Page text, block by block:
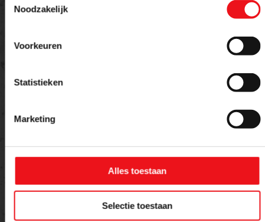
Noodzakelijk
Voorkeuren
Statistieken
Marketing
Alles toestaan
Selectie toestaan
Bericht
Versturen